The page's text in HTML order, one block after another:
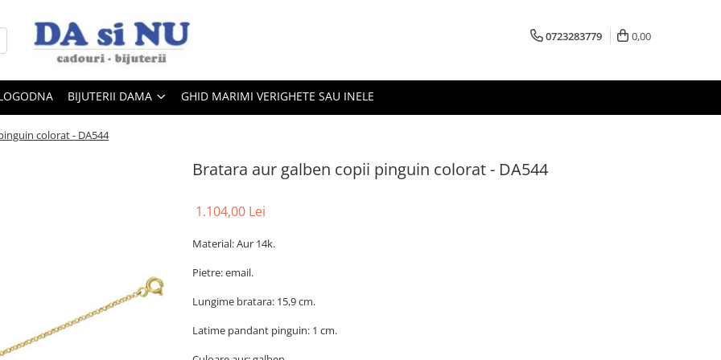
0723283779 0,00
BIJUTERII DAMA GHID MARIMI VERIGHETE SAU INELE
colorat - DA544
Bratara aur galben copii pinguin colorat - DA544
1.104,00 Lei
Material: Aur 14k.
Pietre: email.
Lungime bratara: 15,9 cm.
Latime pandant pinguin: 1 cm.